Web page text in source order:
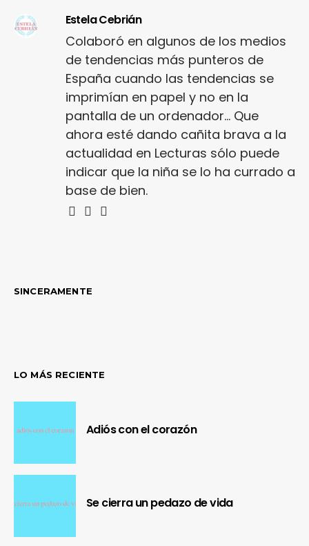
Estela Cebrián
Colaboró en algunos de los medios
de tendencias más punteros de
España cuando las tendencias se
imprimían en papel y no en la
pantalla de un ordenador... Que
ahora esté dando cañita brava a la
actualidad en Lecturas sólo puede
indicar que la niña se lo ha currado a
base de bien.
SINCERAMENTE
LO MÁS RECIENTE
Adiós con el corazón
Se cierra un pedazo de vida